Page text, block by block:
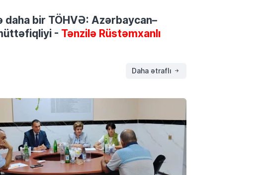
daha bir TÖHVƏ: Azərbaycan–
- Tənzilə Rüstəmxanlı
Daha ətraflı